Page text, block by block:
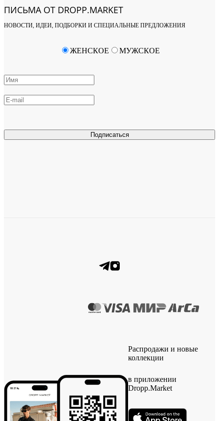
ПИСЬМА ОТ DROPP.MARKET
НОВОСТИ, ИДЕИ, ПОДБОРКИ И СПЕЦИАЛЬНЫЕ ПРЕДЛОЖЕНИЯ
Подписаться
ЖЕНСКОЕ МУЖСКОЕ
Распродажи и новые
коллекции
в приложении
Dropp.Market